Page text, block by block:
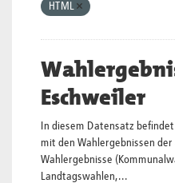
HTML
Eschweiler
In diesem Datensatz
mit den Wahlergebnissen
Wahlergebnisse
Landtagswahlen,...